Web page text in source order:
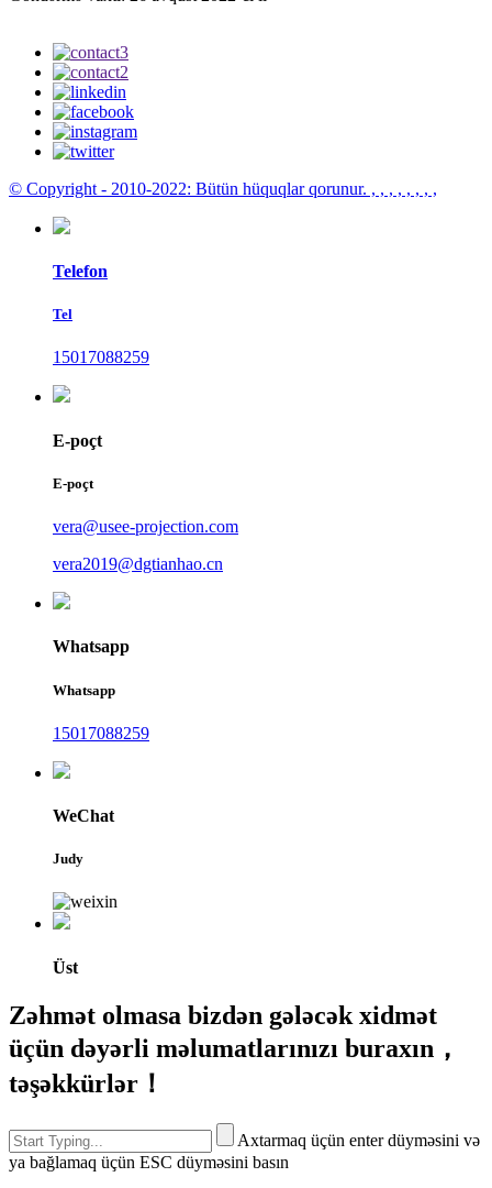
© Copyright - 2010-2022: Bütün hüquqlar qorunur. , , , , , , , ,
Telefon
Tel
15017088259
E-poçt
E-poçt
vera@usee-projection.com
vera2019@dgtianhao.cn
Whatsapp
Whatsapp
15017088259
WeChat
Judy
Üst
Zəhmət olmasa bizdən gələcək xidmət
üçün dəyərli məlumatlarınızı buraxın，
təşəkkürlər！
Axtarmaq üçün enter düyməsini və
ya bağlamaq üçün ESC düyməsini basın